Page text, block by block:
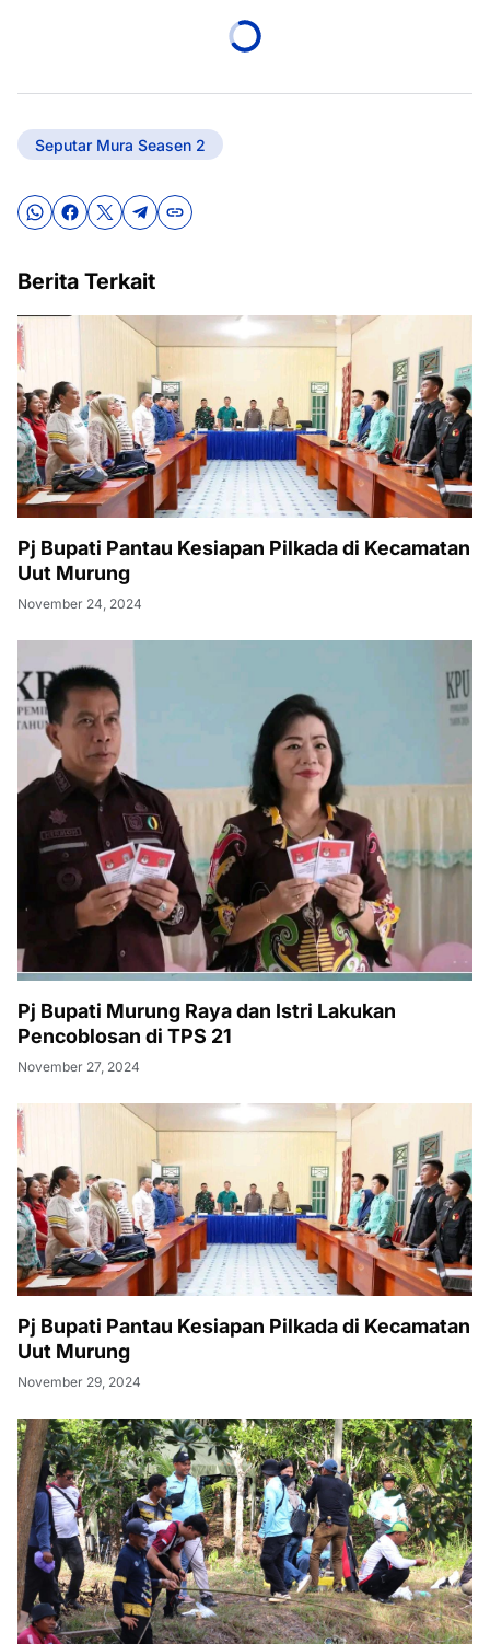
Seputar Mura Seasen 2
Berita Terkait
Pj Bupati Pantau Kesiapan Pilkada di Kecamatan
Uut Murung
November 24, 2024
Pj Bupati Murung Raya dan Istri Lakukan
Pencoblosan di TPS 21
November 27, 2024
Pj Bupati Pantau Kesiapan Pilkada di Kecamatan
Uut Murung
November 29, 2024